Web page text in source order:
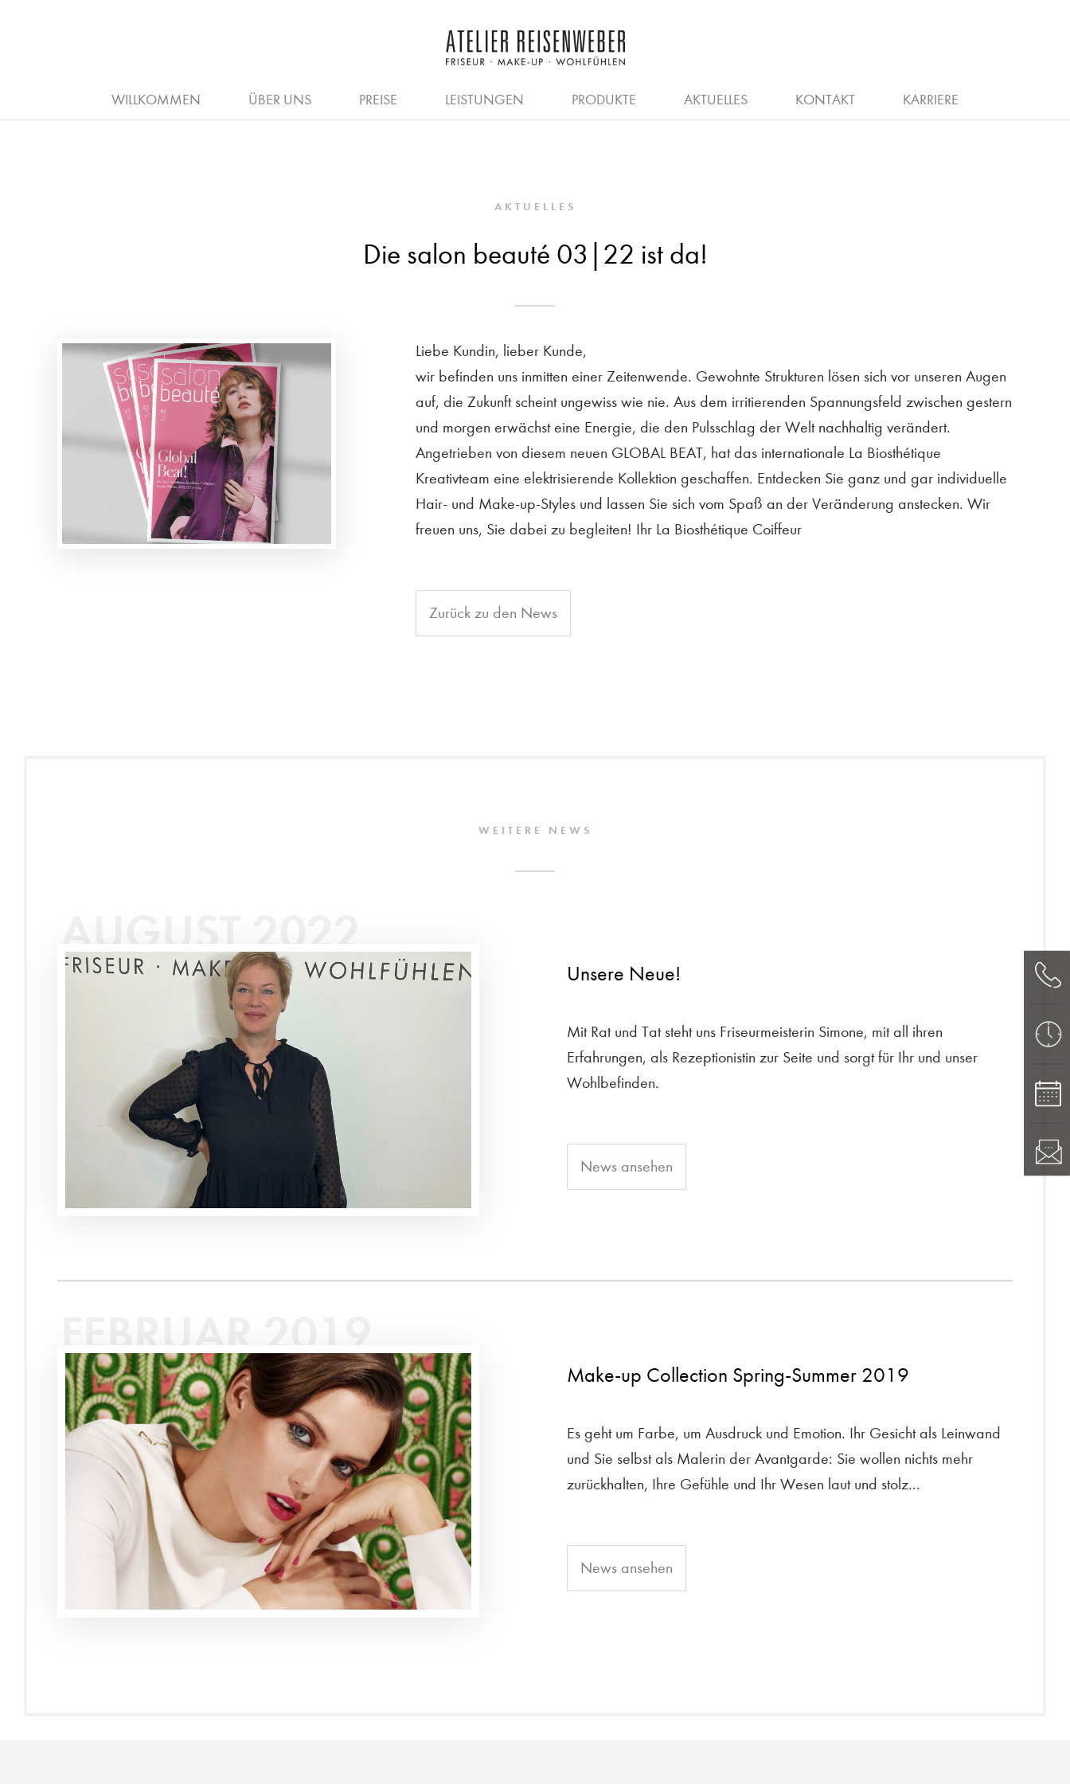
WILLKOMMEN ÜBER UNS SALON TEAM
PREISE LEISTUNGEN
HAARE ÄSTHETIKKOSMETIK HOMME GUTSCHEIN
PRODUKTE AKTUELLES KONTAKT KARRIERE
ARBEITGEBER AUSBILDUNG FRISEURE QUER- & WIEDEREINSTIEG STELLENANZEIGEN
AKTUELLES
Die salon beauté 03|22 ist da!
Liebe Kundin, lieber Kunde,
wir befinden uns inmitten einer Zeitenwende. Gewohnte Strukturen lösen sich vor unseren Augen
auf, die Zukunft scheint ungewiss wie nie. Aus dem irritierenden Spannungsfeld zwischen gestern
und morgen erwächst eine Energie, die den Pulsschlag der Welt nachhaltig verändert.
Angetrieben von diesem neuen GLOBAL BEAT, hat das internationale La Biosthétique
Kreativteam eine elektrisierende Kollektion geschaffen. Entdecken Sie ganz und gar individuelle
Hair- und Make-up-Styles und lassen Sie sich vom Spaß an der Veränderung anstecken. Wir
freuen uns, Sie dabei zu begleiten! Ihr La Biosthétique Coiffeur
Zurück zu den News
WEITERE NEWS
AUGUST 2022
Unsere Neue!
Mit Rat und Tat steht uns Friseurmeisterin Simone, mit all ihren
Erfahrungen, als Rezeptionistin zur Seite und sorgt für Ihr und unser
Wohlbefinden.
News ansehen
FEBRUAR 2019
Make-up Collection Spring-Summer 2019
Es geht um Farbe, um Ausdruck und Emotion. Ihr Gesicht als Leinwand
und Sie selbst als Malerin der Avantgarde: Sie wollen nichts mehr
zurückhalten, Ihre Gefühle und Ihr Wesen laut und stolz...
News ansehen